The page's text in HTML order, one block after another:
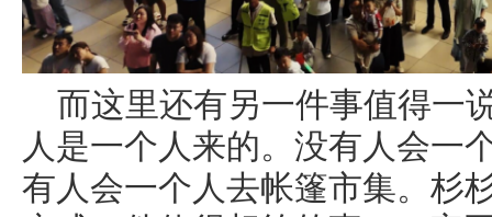
而这里还有另一件事值得一
人是一个人来的。没有人会一
有人会一个人去帐篷市集。杉